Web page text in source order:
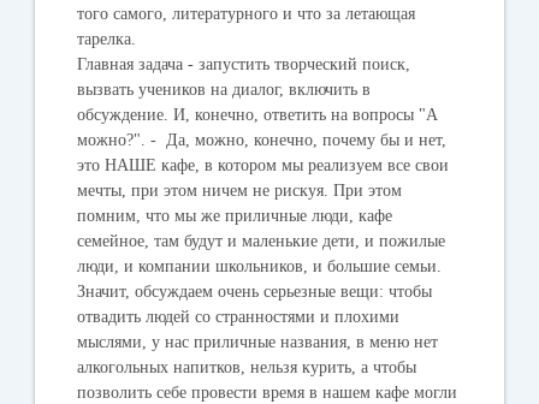
того самого, литературного и что за летающая
тарелка.
Главная задача - запустить творческий поиск,
вызвать учеников на диалог, включить в
обсуждение. И, конечно, ответить на вопросы "А
можно?". - Да, можно, конечно, почему бы и нет,
это НАШЕ кафе, в котором мы реализуем все свои
мечты, при этом ничем не рискуя. При этом
помним, что мы же приличные люди, кафе
семейное, там будут и маленькие дети, и пожилые
люди, и компании школьников, и большие семьи.
Значит, обсуждаем очень серьезные вещи: чтобы
отвадить людей со странностями и плохими
мыслями, у нас приличные названия, в меню нет
алкогольных напитков, нельзя курить, а чтобы
позволить себе провести время в нашем кафе могли